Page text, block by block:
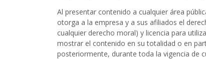
Al presentar contenido a cualquier área
otorga a la empresa y a sus afiliados el
cualquier derecho moral) y licencia para
mostrar el contenido en su totalidad o en
posteriormente, durante toda la vigencia de